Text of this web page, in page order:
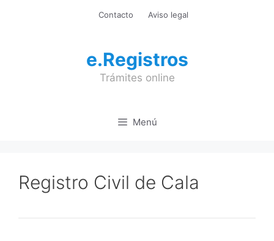
Contacto Aviso legal
e.Registros
Trámites online
Menú
Registro Civil de Cala